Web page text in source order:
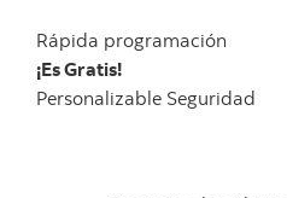
Rápida programación
¡Es Gratis!
Personalizable Seguridad